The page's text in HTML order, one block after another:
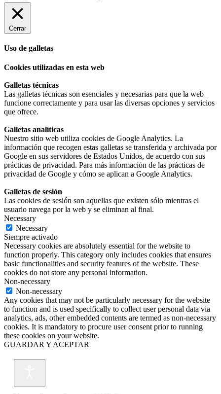
Cerrar
Uso de galletas
Cookies utilizadas en esta web
Galletas técnicas
Las galletas técnicas son esenciales y necesarias para que la web
funcione correctamente y para usar las diversas opciones y servicios
que ofrece.
Galletas analíticas
Nuestro sitio web utiliza cookies de Google Analytics. La
información que recogen estas galletas se transferida y archivada por
Google en sus servidores de Estados Unidos, de acuerdo con sus
prácticas de privacidad. Para más información de las prácticas de
privacidad de Google y cómo se aplican a Google Analytics.
Galletas de sesión
Las cookies de sesión son aquellas que existen sólo mientras el
usuario navega por la web y se eliminan al final.
Necessary
Necessary
Siempre activado
Necessary cookies are absolutely essential for the website to
function properly. This category only includes cookies that ensures
basic functionalities and security features of the website. These
cookies do not store any personal information.
Non-necessary
Non-necessary
Any cookies that may not be particularly necessary for the website
to function and is used specifically to collect user personal data via
analytics, ads, other embedded contents are termed as non-necessary
cookies. It is mandatory to procure user consent prior to running
these cookies on your website.
GUARDAR Y ACEPTAR